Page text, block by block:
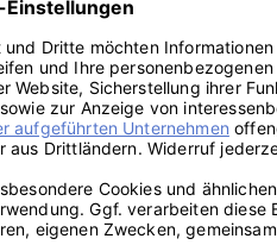
jährlich solltest Du eine
Saugkraft immer kurz ab, wenn
Blut,
Im Folgenden